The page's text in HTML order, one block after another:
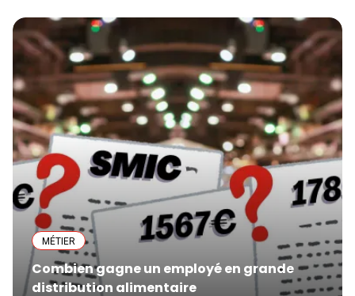
MÉTIER
Combien gagne un employé en grande
distribution alimentaire